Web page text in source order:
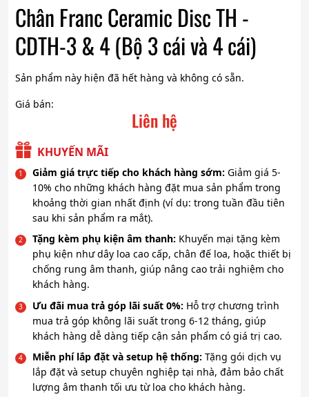
Chân Franc Ceramic Disc TH -
CDTH-3 & 4 (Bộ 3 cái và 4 cái)
Sản phẩm này hiện đã hết hàng và không có sẵn.
Giá bán:
Liên hệ
KHUYẾN MÃI
Giảm giá trực tiếp cho khách hàng sớm: Giảm giá 5-
10% cho những khách hàng đặt mua sản phẩm trong
khoảng thời gian nhất định (ví dụ: trong tuần đầu tiên
sau khi sản phẩm ra mắt).
Tặng kèm phụ kiện âm thanh: Khuyến mại tặng kèm
phụ kiện như dây loa cao cấp, chân đế loa, hoặc thiết bị
chống rung âm thanh, giúp nâng cao trải nghiệm cho
khách hàng.
Ưu đãi mua trả góp lãi suất 0%: Hỗ trợ chương trình
mua trả góp không lãi suất trong 6-12 tháng, giúp
khách hàng dễ dàng tiếp cận sản phẩm có giá trị cao.
Miễn phí lắp đặt và setup hệ thống: Tặng gói dịch vụ
lắp đặt và setup chuyên nghiệp tại nhà, đảm bảo chất
lượng âm thanh tối ưu từ loa cho khách hàng.